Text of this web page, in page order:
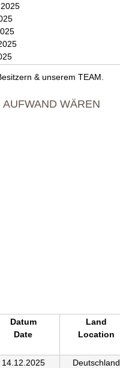
& unserem TEAM.
WÄREN
Datum
Date
Land
Location
14.12.2025
Deutschland